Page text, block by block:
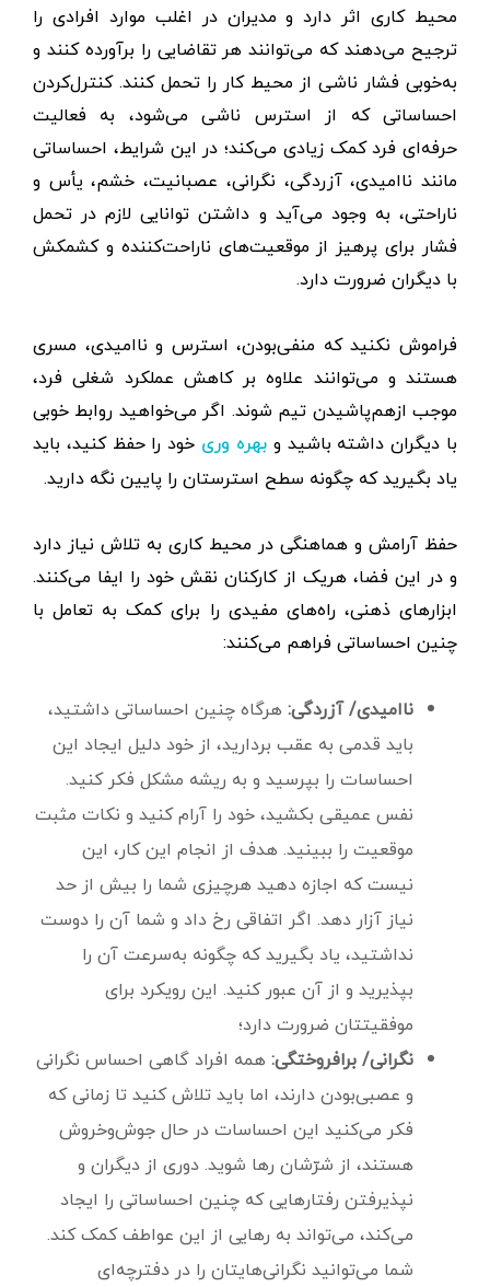
محیط کاری اثر دارد و مدیران در اغلب موارد افرادی را
ترجیح می‌دهند که می‌توانند هر تقاضایی را برآورده کنند و
به‌خوبی فشار ناشی از محیط کار را تحمل کنند. کنترل‌کردن
احساساتی که از استرس ناشی می‌شود، به فعالیت
حرفه‌ای فرد کمک زیادی می‌کند؛ در این شرایط، احساساتی
مانند ناامیدی، آزردگی، نگرانی، عصبانیت، خشم، یأس و
ناراحتی، به وجود می‌آید و داشتن توانایی لازم در تحمل
فشار برای پرهیز از موقعیت‌های ناراحت‌کننده و کشمکش
با دیگران ضرورت دارد.
فراموش نکنید که منفی‌بودن، استرس و ناامیدی، مسری
هستند و می‌توانند علاوه بر کاهش عملکرد شغلی فرد،
موجب از‌هم‌پاشیدن تیم شوند. اگر می‌خواهید روابط خوبی
با دیگران داشته باشید وبهره وری خود را حفظ کنید، باید
یاد بگیرید که چگونه سطح استرستان را پایین نگه دارید.
حفظ آرامش و هماهنگی در محیط کاری به تلاش نیاز دارد
و در این فضا، هریک از کارکنان نقش خود را ایفا می‌کنند.
ابزارهای ذهنی، راه‌های مفیدی را برای کمک به تعامل با
چنین احساساتی فراهم می‌کنند:
ناامیدی/ آزردگی:هرگاه چنین احساساتی داشتید،
باید قدمی به عقب بردارید، از خود دلیل ایجاد این
احساسات را بپرسید و به ریشه مشکل فکر کنید.
نفس عمیقی بکشید، خود را آرام کنید و نکات مثبت
موقعیت را ببینید. هدف از انجام این کار، این
نیست که اجازه دهید هرچیزی شما را بیش از حد
نیاز آزار دهد. اگر اتفاقی رخ داد و شما آن را دوست
نداشتید، یاد بگیرید که چگونه به‌سرعت آن را
بپذیرید و از آن عبور کنید. این رویکرد برای
موفقیتتان ضرورت دارد؛
نگرانی/ برافروختگی:‌همه افراد گاهی احساس نگرانی
و عصبی‌بودن دارند، اما باید تلاش کنید تا زمانی که
فکر می‌کنید این احساسات در حال جوش‌و‌خروش
هستند، از شرّشان رها شوید. دوری از دیگران و
نپذیرفتن رفتارهایی که چنین احساساتی را ایجاد
می‌کند، می‌تواند به رهایی از این عواطف کمک کند.
شما می‌توانید نگرانی‌هایتان را در دفترچه‌ای